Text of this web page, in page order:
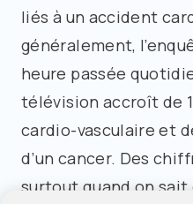
liés à un accident
généralement,
heure passée
télévision accroît de
cardio-vasculaire et
d’un cancer. Des
surtout quand on sait